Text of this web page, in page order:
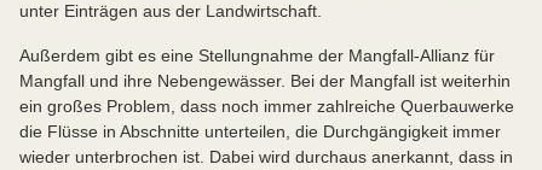
unter Einträgen aus der Landwirtschaft.
Außerdem gibt es eine Stellungnahme der Mangfall-Allianz für
Mangfall und ihre Nebengewässer. Bei der Mangfall ist weiterhin
ein großes Problem, dass noch immer zahlreiche Querbauwerke
die Flüsse in Abschnitte unterteilen, die Durchgängigkeit immer
wieder unterbrochen ist. Dabei wird durchaus anerkannt, dass in